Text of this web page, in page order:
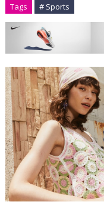
Tags # Sports